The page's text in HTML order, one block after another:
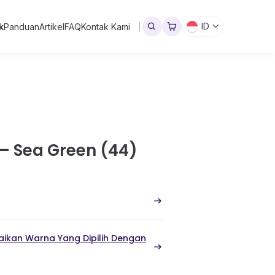
PanduanArtikelFAQKontak Kami ID
Sea Green (44)
Warna Yang Dipilih Dengan